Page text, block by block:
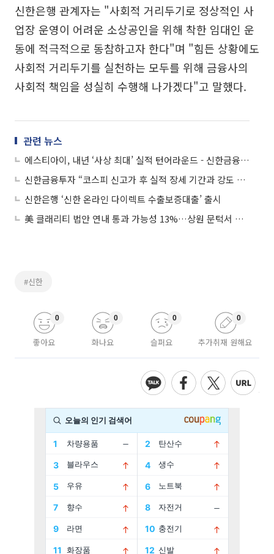
신한은행 관계자는 "사회적 거리두기로 정상적인 사
업장 운영이 어려운 소상공인을 위해 착한 임대인 운
동에 적극적으로 동참하고자 한다"며 "힘든 상황에도
사회적 거리두기를 실천하는 모두를 위해 금융사의
사회적 책임을 성실히 수행해 나가겠다"고 말했다.
관련 뉴스
에스티아이, 내년 ‘사상 최대’ 실적 턴어라운드 - 신한금융투자
신한금융투자 “코스피 신고가 후 실적 장세 기간과 강도 랠리 지속이 변수”
신한은행 ‘신한 온라인 다이렉트 수출보증대출’ 출시
美 클래리티 법안 연내 통과 가능성 13%…상원 문턱서 제동
#신한
좋아요
0
화나요
0
슬퍼요
0
추가취재 원해요
0